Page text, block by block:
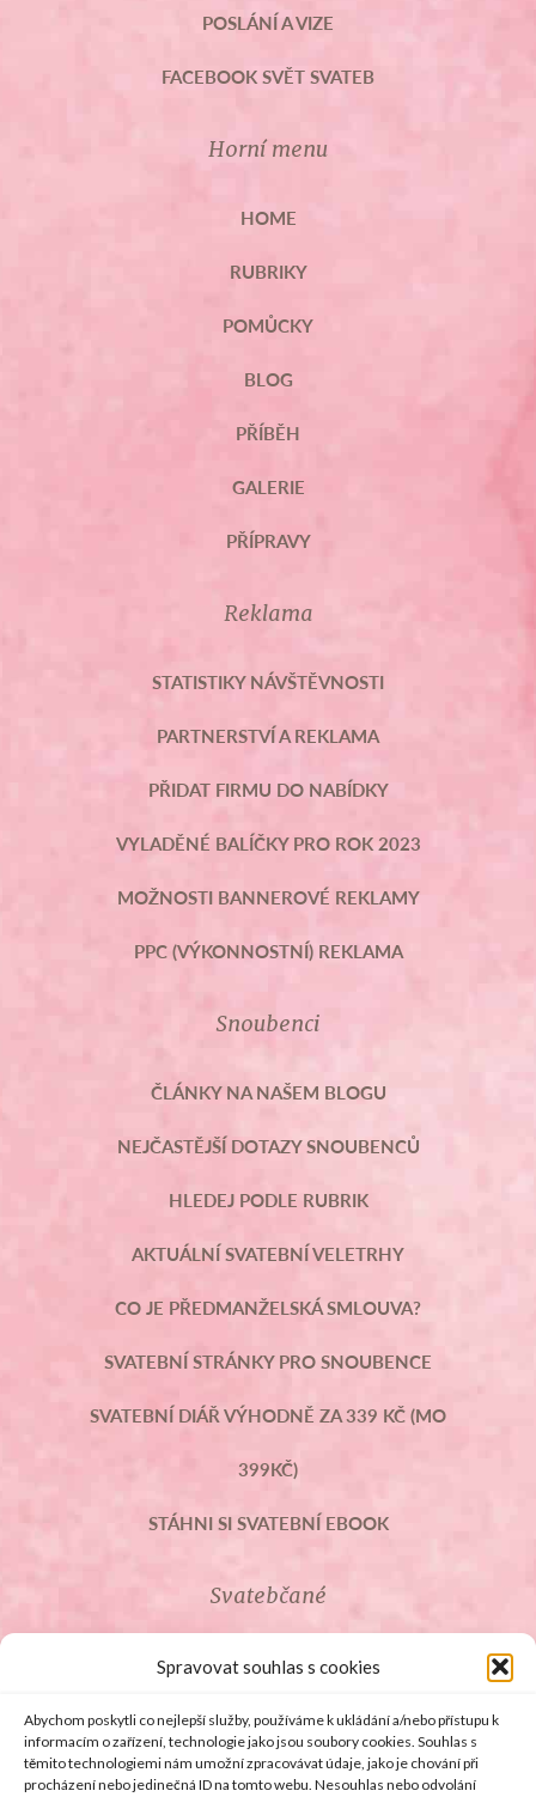
Spravovat souhlas s cookies
Abychom poskytli co nejlepší služby, používáme k ukládání a/nebo přístupu k
informacím o zařízení, technologie jako jsou soubory cookies. Souhlas s
těmito technologiemi nám umožní zpracovávat údaje, jako je chování při
procházení nebo jedinečná ID na tomto webu. Nesouhlas nebo odvolání
POSLÁNÍ A VIZE
FACEBOOK SVĚT SVATEB
Horní menu
HOME
RUBRIKY
POMŮCKY
BLOG
PŘÍBĚH
GALERIE
PŘÍPRAVY
Reklama
STATISTIKY NÁVŠTĚVNOSTI
PARTNERSTVÍ A REKLAMA
PŘIDAT FIRMU DO NABÍDKY
VYLADĚNÉ BALÍČKY PRO ROK 2023
MOŽNOSTI BANNEROVÉ REKLAMY
PPC (VÝKONNOSTNÍ) REKLAMA
Snoubenci
ČLÁNKY NA NAŠEM BLOGU
NEJČASTĚJŠÍ DOTAZY SNOUBENCŮ
HLEDEJ PODLE RUBRIK
AKTUÁLNÍ SVATEBNÍ VELETRHY
CO JE PŘEDMANŽELSKÁ SMLOUVA?
SVATEBNÍ STRÁNKY PRO SNOUBENCE
SVATEBNÍ DIÁŘ VÝHODNĚ ZA 339 KČ (MO
399KČ)
STÁHNI SI SVATEBNÍ EBOOK
Svatebčané
ROZCESTNÍK PRO SVATEBČANY
SVATEBNÍ PROSLOVY
SVATEBNÍ DARY